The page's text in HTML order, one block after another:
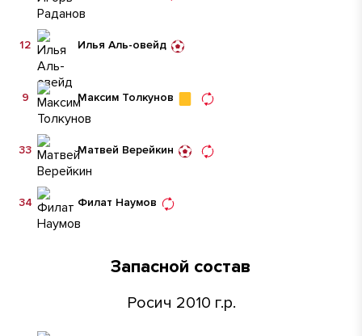
Илья Аль-овейд
12
Максим Толкунов
9
Матвей Верейкин
33
Филат Наумов
34
Запасной состав
Росич 2010 г.р.